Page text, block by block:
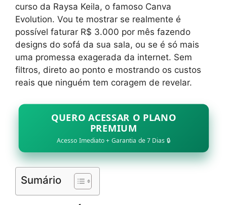
curso da Raysa Keila, o famoso Canva
Evolution. Vou te mostrar se realmente é
possível faturar R$ 3.000 por mês fazendo
designs do sofá da sua sala, ou se é só mais
uma promessa exagerada da internet. Sem
filtros, direto ao ponto e mostrando os custos
reais que ninguém tem coragem de revelar.
QUERO ACESSAR O PLANO
PREMIUM
Acesso Imediato + Garantia de 7 Dias 🔒
Sumário